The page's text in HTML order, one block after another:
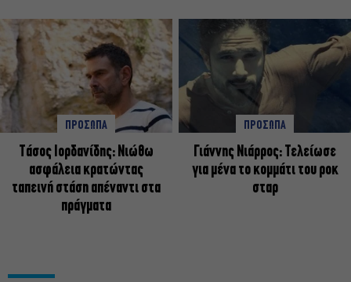
ΠΡΟΣΩΠΑ
Tάσος Ιορδανίδης: Νιώθω
ασφάλεια κρατώντας
ταπεινή στάση απέναντι στα
πράγματα
ΠΡΟΣΩΠΑ
Γιάννης Νιάρρος: Τελείωσε
για μένα το κομμάτι του ροκ
σταρ